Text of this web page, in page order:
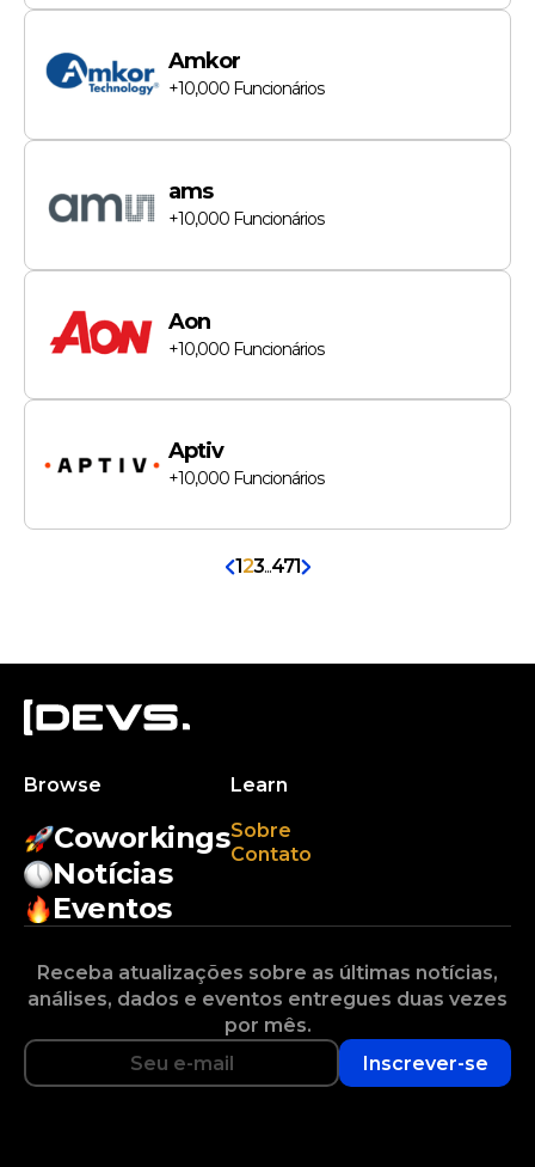
Amkor
+10,000 Funcionários
ams
+10,000 Funcionários
Aon
+10,000 Funcionários
Aptiv
+10,000 Funcionários
123...471
Browse
Coworkings
Notícias
Eventos
Learn
Sobre
Contato
Receba atualizações sobre as últimas notícias,
análises, dados e eventos entregues duas vezes
por mês.
Inscrever-se